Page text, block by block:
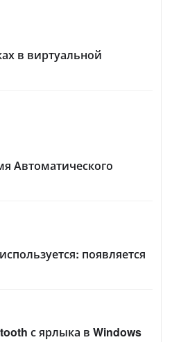
в виртуальной
Автоматического
появляется
с ярлыка в Windows